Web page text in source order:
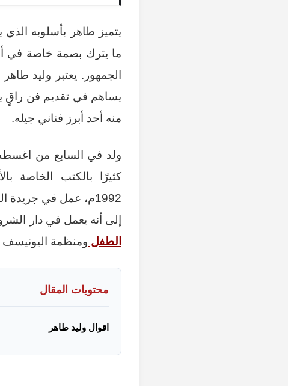
يتميز طاهر بأسلوبه
ما يترك بصمة خاصة في
الجمهور. يعتبر وليد
يساهم في تقديم فن راقٍ
منه أحد أبرز فناني جيله.
ولد في السابع من اغسطس عام 1969م بمدينة القاهرة،
كثيرًا بالكتب الخاصة
1992م، عمل في جريدة الدستور التي تصدر اسبوعيًا، وايضًا جريدة نهضة
إلى أنه يعمل في دار
الطفل ومنظمة اليونيسف
محتويات المقال
اقوال وليد طاهر